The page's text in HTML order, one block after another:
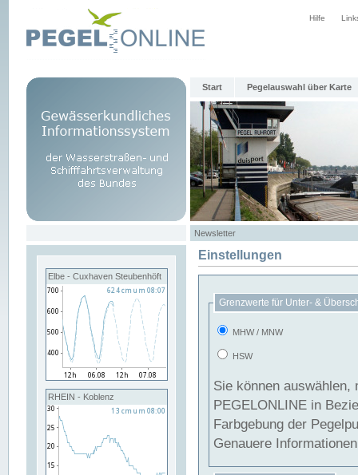
Hilfe
Start Pegelauswahl über Karte
Newsletter
Elbe - Cuxhaven Steubenhöft
RHEIN - Koblenz
Einstellungen
Grenzwerte für Unter- &
MHW / MNW
HSW
Sie können
PEGELONLINE in Beziehung
Farbgebung der
Genauere